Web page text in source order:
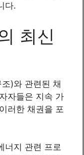
다.
최신
)와 관련된 채
자들은 지속 가
러한 채권을 포
너지 관련 프로